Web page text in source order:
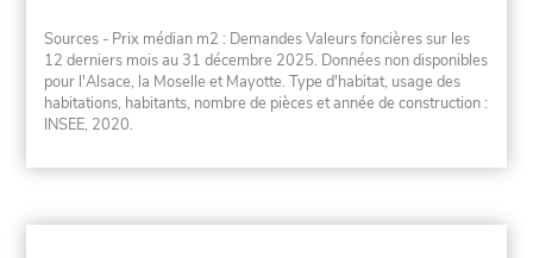
Sources - Prix médian m2 : Demandes Valeurs foncières sur les
12 derniers mois au 31 décembre 2025. Données non disponibles
pour l'Alsace, la Moselle et Mayotte. Type d'habitat, usage des
habitations, habitants, nombre de pièces et année de construction :
INSEE, 2020.